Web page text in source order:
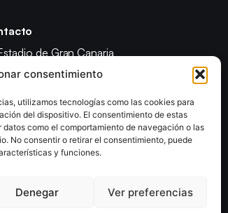
consentimiento
utilizamos tecnologías como las cookies para
del dispositivo. El consentimiento de estas
como el comportamiento de navegación o las
No consentir o retirar el consentimiento, puede
y funciones.
Denegar Ver preferencias
de Gran Canaria
Fondos de Segura
Las Palmas De Gran Canaria
Palmas)
928 928 421 138